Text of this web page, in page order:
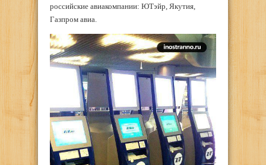
российские авиакомпании: ЮТэйр, Якутия,
Газпром авиа.